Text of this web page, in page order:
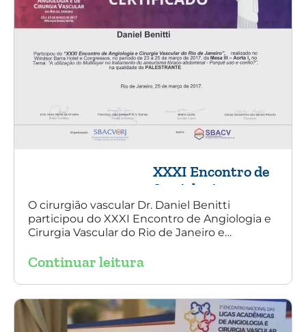
XXXI Encontro de
Angiologia e
Cirurgia Vascular
do Rio de Janeiro
O cirurgião vascular Dr. Daniel Benitti
participou do XXXI Encontro de Angiologia e
Cirurgia Vascular do Rio de Janeiro e
multilayer no tratamento de aneurisma
Continuar leitura